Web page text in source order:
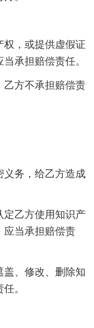
权，或提供虚假证
承担赔偿责任。
乙方不承担赔偿责
义务，给乙方造成
定乙方使用知识产
应当承担赔偿责
盖、修改、删除知
。